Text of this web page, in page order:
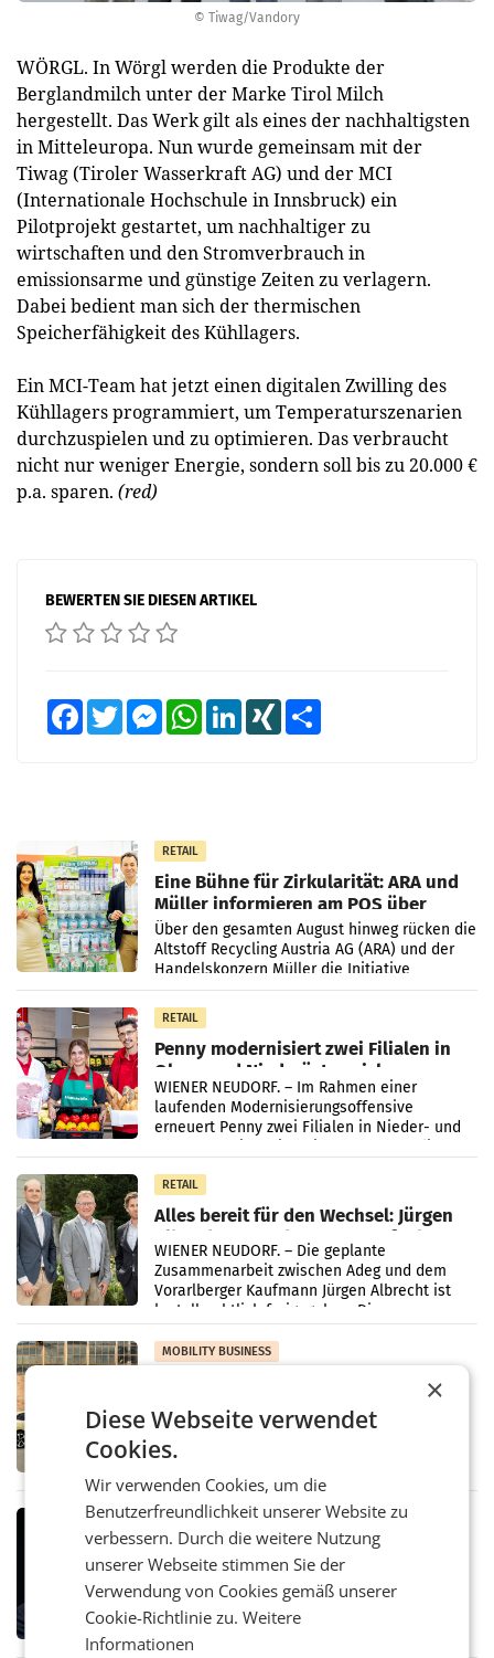
© Tiwag/Vandory
WÖRGL. In Wörgl werden die Produkte der
Berglandmilch unter der Marke Tirol Milch
hergestellt. Das Werk gilt als eines der nachhaltigsten
in Mitteleuropa. Nun wurde gemeinsam mit der
Tiwag (Tiroler Wasserkraft AG) und der MCI
(Internationale Hochschule in Innsbruck) ein
Pilotprojekt gestartet, um nachhaltiger zu
wirtschaften und den Stromverbrauch in
emissionsarme und günstige Zeiten zu verlagern.
Dabei bedient man sich der thermischen
Speicherfähigkeit des Kühllagers.
Ein MCI-Team hat jetzt einen digitalen Zwilling des
Kühllagers programmiert, um Temperaturszenarien
durchzuspielen und zu optimieren. Das verbraucht
nicht nur weniger Energie, sondern soll bis zu 20.000 €
p.a. sparen. (red)
BEWERTEN SIE DIESEN ARTIKEL
FacebookTwitter MessengerWhatsAppLinkedInXING
RETAIL
Eine Bühne für Zirkularität: ARA und
Müller informieren am POS über
Kreislauffähigkeit
Über den gesamten August hinweg rücken die
Altstoff Recycling Austria AG (ARA) und der
Handelskonzern Müller die Initiative
„Kreislauf-Helden“ in allen österreichischen
Müller-Filialen
RETAIL
Penny modernisiert zwei Filialen in
Ober- und Niederösterreich
WIENER NEUDORF. – Im Rahmen einer
laufenden Modernisierungsoffensive
erneuert Penny zwei Filialen in Nieder- und
RETAIL
Alles bereit für den Wechsel: Jürgen
Albrecht setzt ab 1.1.2027 auf Adeg
WIENER NEUDORF. – Die geplante
Zusammenarbeit zwischen Adeg und dem
Vorarlberger Kaufmann Jürgen Albrecht ist
kartellrechtlich freigegeben: Die
Bundeswettbewerbsbehörde und der
Bundeskartellanwalt
MOBILITY BUSINESS
Rekordergebnis im Juli: Leapmotor
verdoppelt Auslieferungen und
überschreitet die 100.000er-Marke
– Im Juli 2026 erreichte Leapmotor einen
wichtigen Meilenstein und lieferte weltweit
Ergebnis gegenüber Juli 2025 mehr als
verdoppelte (+102
MARKETING & MEDIA
Stiftungsrat Lederer wehrt sich in
den SN gegen Vorwürfe
Mehrere Themen beschäftigen derzeit den
ORF. Am Dienstag soll im Stiftungsrat über
die vom neuen ORF-Chef Clemens Pig
vorgeschlagenen Besetzungen für die
×
Diese Webseite verwendet
Cookies.
Wir verwenden Cookies, um die
Benutzerfreundlichkeit unserer Website zu
verbessern. Durch die weitere Nutzung
unserer Webseite stimmen Sie der
Verwendung von Cookies gemäß unserer
Cookie-Richtlinie zu.Weitere
Informationen